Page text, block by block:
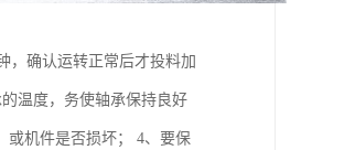
，确认运转正常后才投料加
温度，务使轴承保持良好
或机件是否损坏； 4、要保